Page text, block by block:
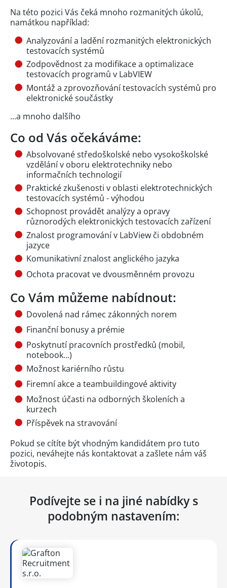
Na této pozici Vás čeká mnoho rozmanitých úkolů,
namátkou například:
Analyzování a ladění rozmanitých elektronických
testovacích systémů
Zodpovědnost za modifikace a optimalizace
testovacích programů v LabVIEW
Montáž a zprovozňování testovacích systémů pro
elektronické součástky
...a mnoho dalšího
Co od Vás očekáváme:
Absolvované středoškolské nebo vysokoškolské
vzdělání v oboru elektrotechniky nebo
informačních technologií
Praktické zkušenosti v oblasti elektrotechnických
testovacích systémů - výhodou
Schopnost provádět analýzy a opravy
různorodých elektronických testovacích zařízení
Znalost programování v LabView či obdobném
jazyce
Komunikativní znalost anglického jazyka
Ochota pracovat ve dvousměnném provozu
Co Vám můžeme nabídnout:
Dovolená nad rámec zákonných norem
Finanční bonusy a prémie
Poskytnutí pracovních prostředků (mobil,
notebook...)
Možnost kariérního růstu
Firemní akce a teambuildingové aktivity
Možnost účasti na odborných školeních a
kurzech
Příspěvek na stravování
Pokud se cítíte být vhodným kandidátem pro tuto
pozici, neváhejte nás kontaktovat a zašlete nám váš
životopis.
Podívejte se i na jiné nabídky s
podobným nastavením: